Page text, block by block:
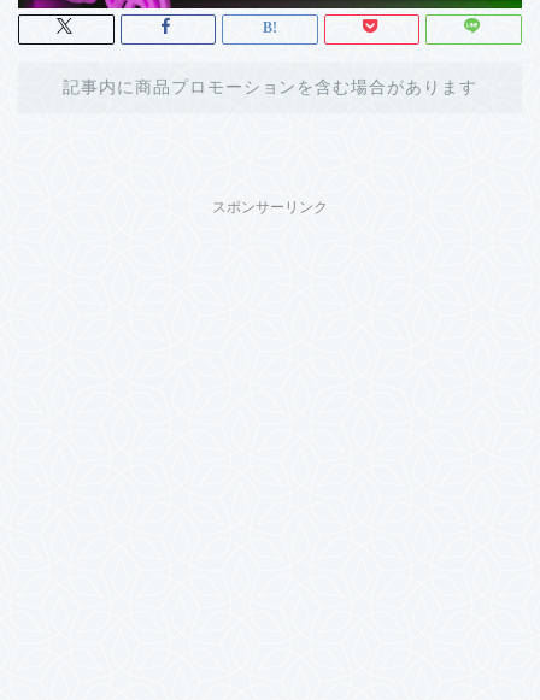
記事内に商品プロモーションを含む場合があります
スポンサーリンク